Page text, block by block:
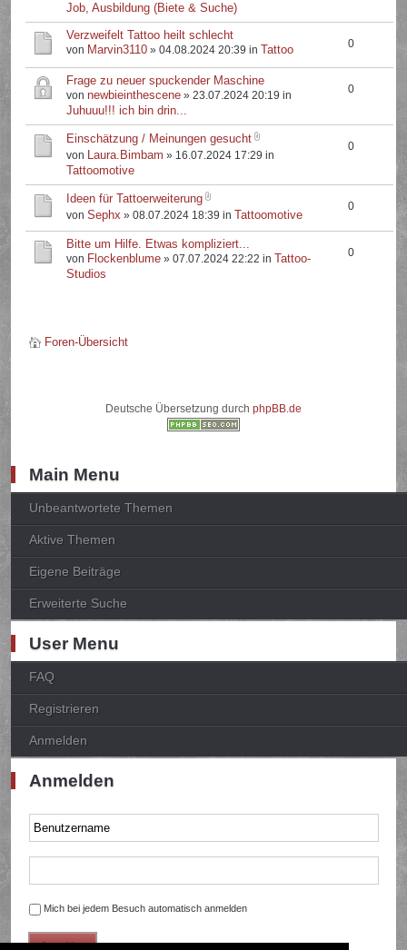
Job, Ausbildung (Biete & Suche)
Verzweifelt Tattoo heilt schlecht
von Marvin3110 » 04.08.2024 20:39 in Tattoo 0
Frage zu neuer spuckender Maschine
vonnewbieinthescene » 23.07.2024 20:19 in
Juhuuu!!! ich bin drin...
0
Einschätzung / Meinungen gesucht
von Laura.Bimbam » 16.07.2024 17:29 in
Tattoomotive
0
Ideen für Tattoerweiterung
vonSephx » 08.07.2024 18:39 in Tattoomotive
0
Bitte um Hilfe. Etwas kompliziert...
von Flockenblume » 07.07.2024 22:22 in Tattoo-
Studios
0
Foren-Übersicht
Deutsche Übersetzung durch phpBB.de
Main Menu
Unbeantwortete Themen
Aktive Themen
Eigene Beiträge
Erweiterte Suche
User Menu
FAQ
Registrieren
Anmelden
Anmelden
Mich bei jedem Besuch automatisch anmelden